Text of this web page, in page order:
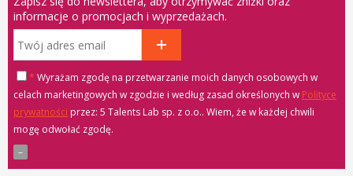
informacje o promocjach i wyprzedażach.
* Wyrażam zgodę na przetwarzanie moich danych osobowych w
celach marketingowych w zgodzie i według zasad określonych w Polityce
prywatności
przez: 5 Talents Lab sp. z o.o.. Wiem, że w każdej chwili
mogę odwołać zgodę.